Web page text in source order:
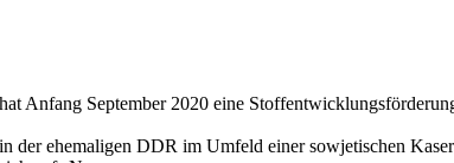
Anfang September 2020 eine
der ehemaligen DDR im Umfeld einer sowjetischen